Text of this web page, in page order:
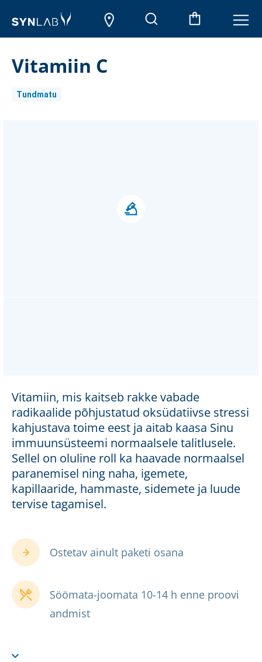
Vitamiin C
Tundmatu
Vitamiin, mis kaitseb rakke vabade
radikaalide põhjustatud oksüdatiivse stressi
kahjustava toime eest ja aitab kaasa Sinu
immuunsüsteemi normaalsele talitlusele.
Sellel on oluline roll ka haavade normaalsel
paranemisel ning naha, igemete,
kapillaaride, hammaste, sidemete ja luude
tervise tagamisel.
Ostetav ainult paketi osana
Söömata-joomata 10-14 h enne proovi
andmist